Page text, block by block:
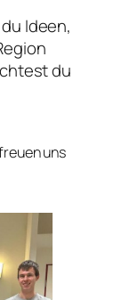
Ideen,
du
uns